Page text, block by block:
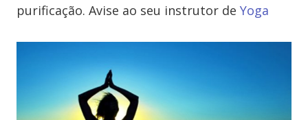
purificação. Avise ao seu instrutor de Yoga